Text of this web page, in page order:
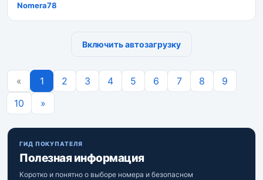
Nomera78
Включить автозагрузку
« Previous
1 2 3 4 5 6 7 8
9
10
»Next
ГИД ПОКУПАТЕЛЯ
Полезная информация
Коротко и понятно о выборе номера и безопасном